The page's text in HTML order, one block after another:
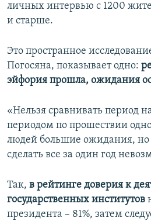
личных интервью с 1200
и старше.
Это пространное
Погосяна, показывает одно:
эйфория прошла, ожидания
«Нельзя сравнивать период
периодом по прошествии
людей большие ожидания,
сделать все за один год
Так, в рейтинге доверия к
государственных институтов
президента – 81%, затем